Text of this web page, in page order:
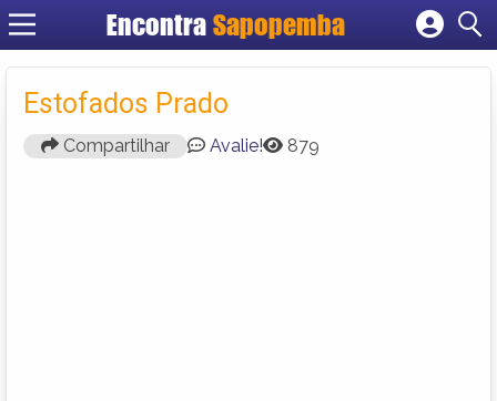
Encontra Sapopemba
Cadastrar empresa
Criar conta
Estofados Prado
Compartilhar Avalie! 879